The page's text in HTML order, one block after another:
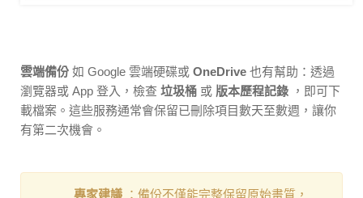
雲端備份 如 Google 雲端硬碟或 OneDrive 也有幫助：透過
瀏覽器或 App 登入，檢查 垃圾桶 或 版本歷程記錄 ，即可下
載檔案。這些服務通常會保留已刪除項目數天至數週，讓你
有第二次機會。
專家建議 ：備份不僅能完整保留原始畫質，